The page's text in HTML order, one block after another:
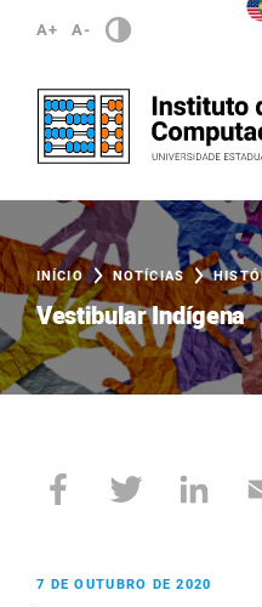
A+ A-
INÍCIO NOTÍCIAS
Vestibular Indígena
7 DE OUTUBRO DE 2020